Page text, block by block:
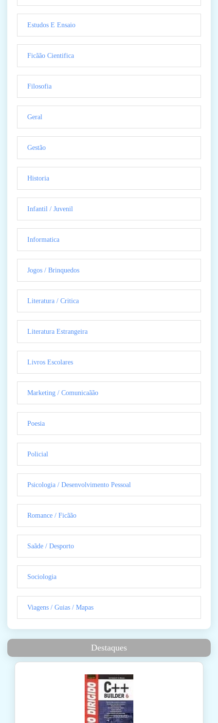
Estudos E Ensaio
Ficãão Cientifica
Filosofia
Geral
Gestão
Historia
Infantil / Juvenil
Informatica
Jogos / Brinquedos
Literatura / Critica
Literatura Estrangeira
Livros Escolares
Marketing / Comunicaãão
Poesia
Policial
Psicologia / Desenvolvimento Pessoal
Romance / Ficãão
Saãde / Desporto
Sociologia
Viagens / Guias / Mapas
Destaques